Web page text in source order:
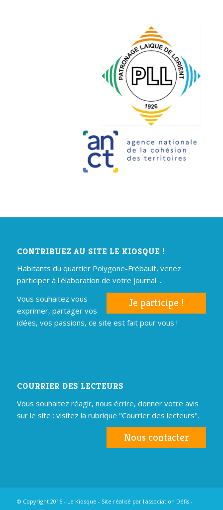
CONTRIBUEZ AU SITE LE KIOSQUE !
Habitants du quartier Polygone-Frébault, venez
participer à l'élaboration de votre journal ...
Je participe !
Vous souhaitez vous
exprimer, partager vos
idées, vos passions, ce site est fait pour vous !
COURRIER DES LECTEURS
Vous souhaitez réagir, nous écrire, donner votre avis
sur le site : visitez la rubrique "Courrier des lecteurs".
Nous contacter
© Copyright 2016 - Le Kiosque - Site réalisé par l'association Défis-